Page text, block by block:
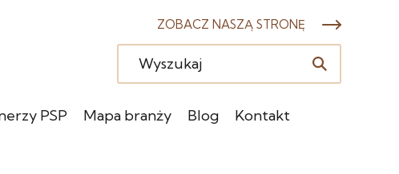
ZOBACZ NASZĄ STRONĘ
PSP Mapa branży Blog Kontakt